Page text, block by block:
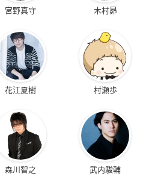
宮野真守 木村昴
花江夏樹 村瀬歩
森川智之 武内駿輔